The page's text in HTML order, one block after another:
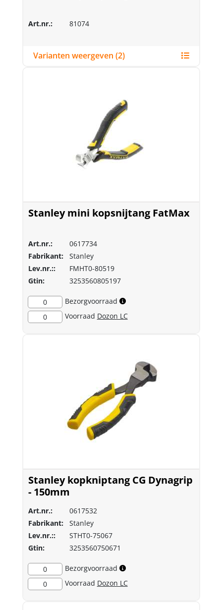
Art.nr.: 81074
Varianten weergeven (2)
Stanley mini kopsnijtang FatMax
Art.nr.:
0617734
Fabrikant:
Stanley
Lev.nr.::
FMHT0-80519
Gtin:
3253560805197
0
Bezorgvoorraad
0
Voorraad Dozon LC
Stanley kopkniptang CG Dynagrip
- 150mm
Art.nr.:
0617532
Fabrikant:
Stanley
Lev.nr.::
STHT0-75067
Gtin:
3253560750671
0
Bezorgvoorraad
0
Voorraad Dozon LC